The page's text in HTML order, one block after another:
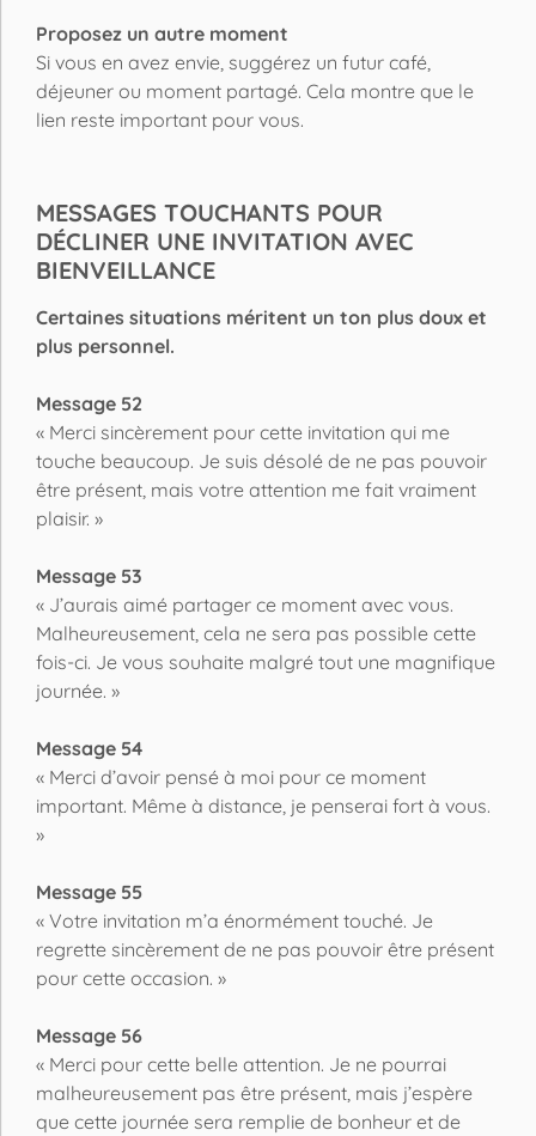
Proposez un autre moment
Si vous en avez envie, suggérez un futur café,
déjeuner ou moment partagé. Cela montre que le
lien reste important pour vous.
MESSAGES TOUCHANTS POUR
DÉCLINER UNE INVITATION AVEC
BIENVEILLANCE
Certaines situations méritent un ton plus doux et
plus personnel.
Message 52
« Merci sincèrement pour cette invitation qui me
touche beaucoup. Je suis désolé de ne pas pouvoir
être présent, mais votre attention me fait vraiment
plaisir. »
Message 53
« J’aurais aimé partager ce moment avec vous.
Malheureusement, cela ne sera pas possible cette
fois-ci. Je vous souhaite malgré tout une magnifique
journée. »
Message 54
« Merci d’avoir pensé à moi pour ce moment
important. Même à distance, je penserai fort à vous.
»
Message 55
« Votre invitation m’a énormément touché. Je
regrette sincèrement de ne pas pouvoir être présent
pour cette occasion. »
Message 56
« Merci pour cette belle attention. Je ne pourrai
malheureusement pas être présent, mais j’espère
que cette journée sera remplie de bonheur et de